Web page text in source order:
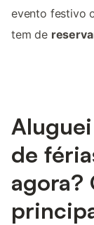
evento festivo
tem de
de
agora?